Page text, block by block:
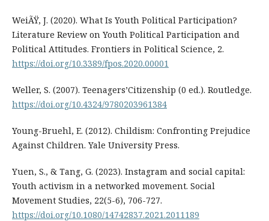
WeiÃŸ, J. (2020). What Is Youth Political Participation?
Literature Review on Youth Political Participation and
Political Attitudes. Frontiers in Political Science, 2.
https://doi.org/10.3389/fpos.2020.00001
Weller, S. (2007). Teenagers’Citizenship (0 ed.). Routledge.
https://doi.org/10.4324/9780203961384
Young-Bruehl, E. (2012). Childism: Confronting Prejudice
Against Children. Yale University Press.
Yuen, S., & Tang, G. (2023). Instagram and social capital:
Youth activism in a networked movement. Social
Movement Studies, 22(5-6), 706-727.
https://doi.org/10.1080/14742837.2021.2011189